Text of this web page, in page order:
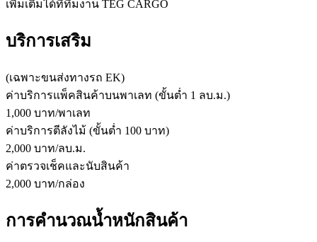
เพิ่มเติมได้ที่ทีมงาน TEG CARGO
บริการเสริม
(เฉพาะขนส่งทางรถ EK)
ค่าบริการแพ็คสินค้าบนพาเลท (ขั้นต่ำ 1 ลบ.ม.)
1,000 บาท/พาเลท
ค่าบริการตีลังไม้ (ขั้นต่ำ 100 บาท)
2,000 บาท/ลบ.ม.
ค่าตรวจเช็คและนับสินค้า
2,000 บาท/กล่อง
การคำนวณน้ำหนักสินค้า